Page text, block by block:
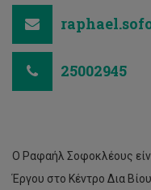
25002945
Ο Ραφαήλ Σοφοκλέους
Έργου στο Κέντρο Δια